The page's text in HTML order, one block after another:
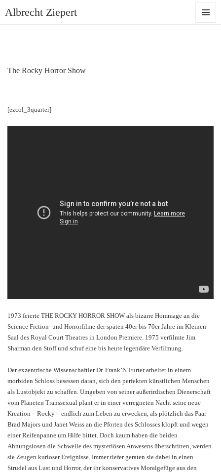
Albrecht Ziepert
The Rocky Horror Show
[ezcol_3quarter]
1973 feierte THE ROCKY HORROR SHOW als bizarre Hommage an die
Science Fiction- und Horrorfilme der späten 40er bis 70er Jahre im Kleinen
Saal des Royal Court Theatres in London Premiere. 1975 verfilmte Jim
Sharman den Stoff und schuf eine bis heute legendäre Verfilmung.
Der exzentrische Wissenschaftler Dr. Frank’N’Furter arbeitet in einem
morbiden Schloss besessen daran, sich den perfekten künstlichen Menschen
als Lustobjekt zu schaffen. Umgeben von seiner außerirdischen Dienerschaft
vom Planeten Transsexual plant er in einer verregneten Nacht seine neue
Kreation – Rocky – endlich zum Leben zu erwecken, als plötzlich das Paar
Brad Majors und Janet Weiss an die Pforten des Schlosses klopft und wegen
einer Reifenpanne um Hilfe bittet. Doch kaum haben die beiden
Ahnungslosen die Schwelle des mysteriösen Anwesens überschritten, werden
sie Zeugen kurioser Ereignisse. Immer tiefer geraten sie dabei in einen
Strudel aus Lust und Horror, der ihr konservatives Moralgefüge aus den